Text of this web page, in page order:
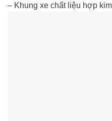
– Khung xe chất liệu hợp